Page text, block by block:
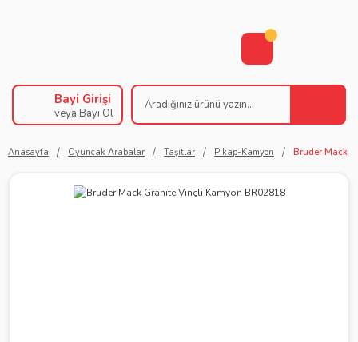
Bayi Girişi
veya Bayi Ol
Anasayfa Oyuncak Arabalar Taşıtlar Pikap-Kamyon Bruder Mack